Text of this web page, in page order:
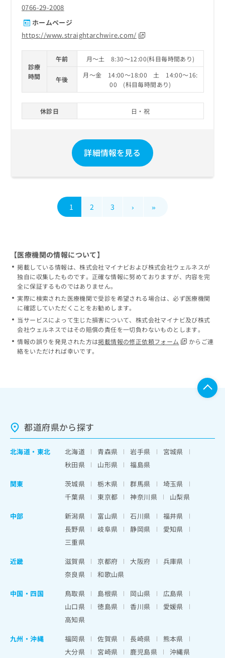
0766-29-2008
ホームページ
https://www.straightarchwire.com/
診療
時間
午前 月～土 8:30～12:00(科目毎時間あり)
午後
月～金 14:00～18:00 土 14:00～16:
00 (科目毎時間あり)
休診日 日・祝
詳細情報を見る
1 2 3 › »
【医療機関の情報について】
掲載している情報は、株式会社マイナビおよび株式会社ウェルネスが
独自に収集したものです。正確な情報に努めておりますが、内容を完
全に保証するものではありません。
実際に検索された医療機関で受診を希望される場合は、必ず医療機関
に確認していただくことをお勧めします。
当サービスによって生じた損害について、株式会社マイナビ及び株式
会社ウェルネスではその賠償の責任を一切負わないものとします。
情報の誤りを発見された方は掲載情報の修正依頼フォーム
からご連
絡をいただければ幸いです。
都道府県から探す
北海道 ・ 東北 北海道 青森県 岩手県
宮城県
秋田県
山形県
福島県
関東
茨城県 栃木県 群馬県
埼玉県
千葉県
東京都 神奈川県
山梨県
中部
新潟県 富山県 石川県
福井県
長野県
岐阜県 静岡県
愛知県
三重県
近畿
滋賀県 京都府 大阪府
兵庫県
奈良県
和歌山県
中国・四国
鳥取県 島根県 岡山県
広島県
山口県
徳島県 香川県
愛媛県
高知県
九州・沖縄
福岡県 佐賀県 長崎県
熊本県
大分県
宮崎県 鹿児島県 沖縄県